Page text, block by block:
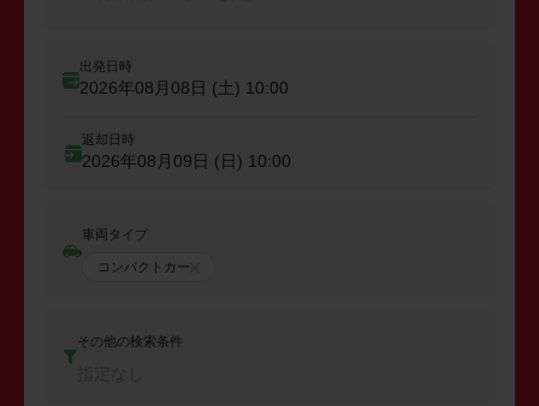
出発日時
2026年08月08日 (土) 10:00
返却日時
2026年08月09日 (日) 10:00
車両タイプ
コンパクトカー
その他の検索条件